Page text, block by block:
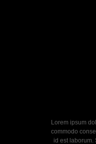
Lorem ipsum
commodo
id est laborum.